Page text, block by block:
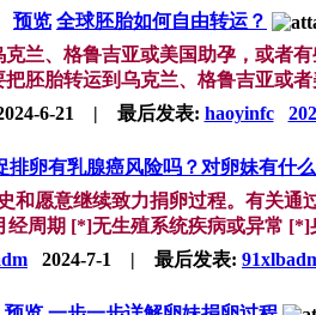
预览 全球胚胎如何自由转运？
兰、格鲁吉亚或美国助孕，或者
胚胎转运到乌克兰、格鲁吉亚或
6-21 | 最后发表: haoyinfc
排卵有乳腺癌风险吗？对卵妹有什
愿意继续致力捐卵过程。有关
经周期 [*]无生殖系统疾病或异常
2024-7-1 | 最后发表: